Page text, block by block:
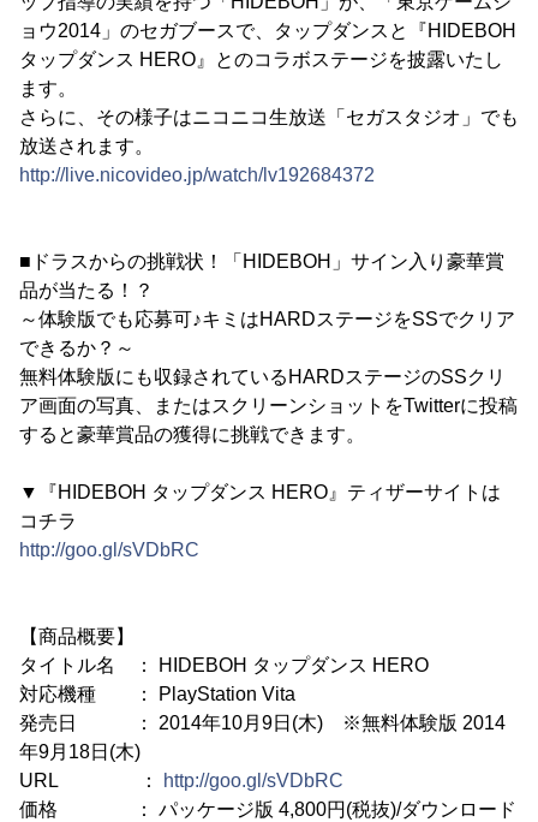
ョウ2014」のセガブースで、タップダンスと『HIDEBOH
タップダンス HERO』とのコラボステージを披露いたし
ます。
さらに、その様子はニコニコ生放送「セガスタジオ」でも
放送されます。
http://live.nicovideo.jp/watch/lv192684372
■ドラスからの挑戦状！「HIDEBOH」サイン入り豪華賞
品が当たる！？
～体験版でも応募可♪キミはHARDステージをSSでクリア
できるか？～
無料体験版にも収録されているHARDステージのSSクリ
ア画面の写真、またはスクリーンショットをTwitterに投稿
すると豪華賞品の獲得に挑戦できます。
▼『HIDEBOH タップダンス HERO』ティザーサイトは
コチラ
http://goo.gl/sVDbRC
【商品概要】
タイトル名 ： HIDEBOH タップダンス HERO
対応機種 ： PlayStation Vita
発売日 ： 2014年10月9日(木) ※無料体験版 2014
年9月18日(木)
URL ：
http://goo.gl/sVDbRC
価格 ： パッケージ版 4,800円(税抜)/ダウンロード